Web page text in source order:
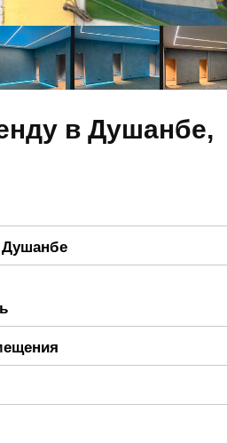
в Душанбе,
Душанбе